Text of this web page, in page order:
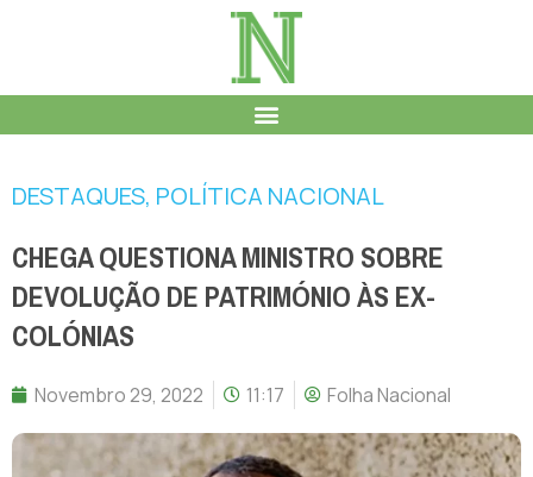
DESTAQUES, POLÍTICA NACIONAL
CHEGA QUESTIONA MINISTRO SOBRE
DEVOLUÇÃO DE PATRIMÓNIO ÀS EX-
COLÓNIAS
Novembro 29, 2022 11:17 Folha Nacional